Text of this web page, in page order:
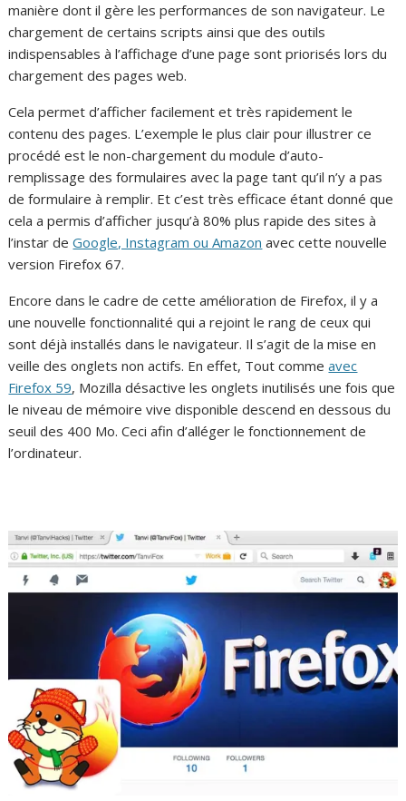
manière dont il gère les performances de son navigateur. Le
chargement de certains scripts ainsi que des outils
indispensables à l’affichage d’une page sont priorisés lors du
chargement des pages web.
Cela permet d’afficher facilement et très rapidement le
contenu des pages. L’exemple le plus clair pour illustrer ce
procédé est le non-chargement du module d’auto-
remplissage des formulaires avec la page tant qu’il n’y a pas
de formulaire à remplir. Et c’est très efficace étant donné que
cela a permis d’afficher jusqu’à 80% plus rapide des sites à
l’instar deGoogle, Instagram ou Amazon avec cette nouvelle
version Firefox 67.
Encore dans le cadre de cette amélioration de Firefox, il y a
une nouvelle fonctionnalité qui a rejoint le rang de ceux qui
sont déjà installés dans le navigateur. Il s’agit de la mise en
veille des onglets non actifs. En effet, Tout commeavec
Firefox 59, Mozilla désactive les onglets inutilisés une fois que
le niveau de mémoire vive disponible descend en dessous du
seuil des 400 Mo. Ceci afin d’alléger le fonctionnement de
l’ordinateur.